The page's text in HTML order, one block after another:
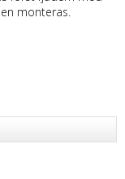
monteras.